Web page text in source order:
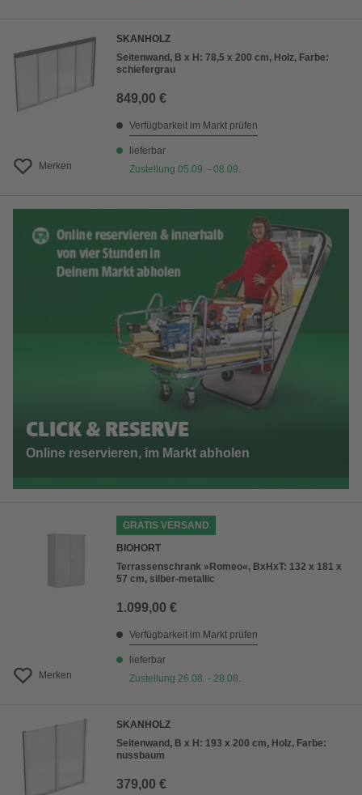
Merken
SKANHOLZ
Seitenwand, B x H: 78,5 x 200 cm, Holz, Farbe:
schiefergrau
849,00 €
Verfügbarkeit im Markt prüfen
lieferbar
Zustellung 05.09. - 08.09.
CLICK & RESERVE
Online reservieren, im Markt abholen
Merken
GRATIS VERSAND
BIOHORT
Terrassenschrank »Romeo«, BxHxT: 132 x 181 x
57 cm, silber-metallic
1.099,00 €
Verfügbarkeit im Markt prüfen
lieferbar
Zustellung 26.08. - 28.08.
SKANHOLZ
Seitenwand, B x H: 193 x 200 cm, Holz, Farbe:
nussbaum
379,00 €